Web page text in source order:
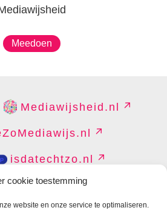
cookie toestemming
website en onze service te optimaliseren.
Meedoen
Mediawijsheid.nl
isdatechtzo.nl